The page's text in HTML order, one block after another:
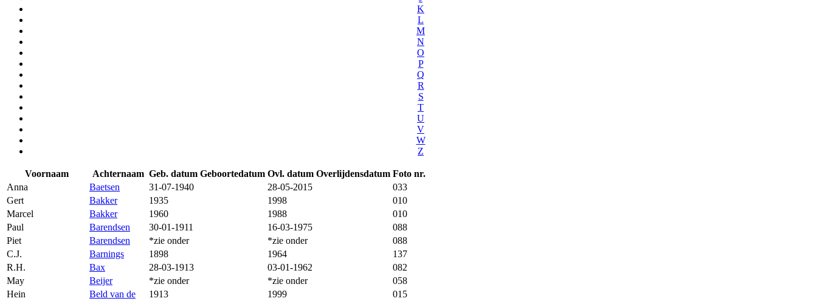
K
L
M
N
O
P
Q
R
S
T
U
V
W
Z
Voornaam Achternaam Geb. datum Geboortedatum Ovl. datum Overlijdensdatum Foto nr.
Anna
Baetsen 31-07-1940 28-05-2015
033
Gert
Bakker 1935 1998
010
Marcel
Bakker 1960 1988
010
Paul
Barendsen 30-01-1911 16-03-1975
088
Piet
Barendsen *zie onder *zie onder
088
C.J.
Barnings 1898 1964
137
R.H.
Bax 28-03-1913 03-01-1962
082
May
Beijer *zie onder *zie onder
058
Hein
Beld van de 1913 1999
015